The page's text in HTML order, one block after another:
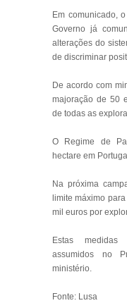
Em comunicado,
Governo já
alterações do
de discriminar
De acordo com
majoração de 50
de todas as
O Regime de
hectare em
Na próxima
limite máximo
mil euros por
Estas medidas
assumidos no
ministério.
Fonte: Lusa